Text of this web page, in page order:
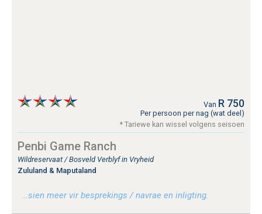
Van R 750
Per persoon per nag (wat deel)
* Tariewe kan wissel volgens seisoen
Penbi Game Ranch
Wildreservaat / Bosveld Verblyf in Vryheid
Zululand & Maputaland
…sien meer vir besprekings / navrae en inligting.